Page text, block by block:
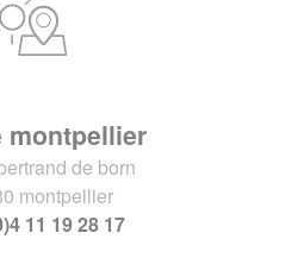
montpellier
de born
montpellier
11 19 28 17